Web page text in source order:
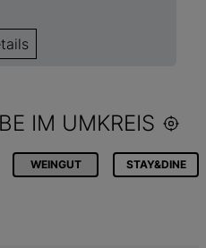
IM UMKREIS
WEINGUT STAY&DINE